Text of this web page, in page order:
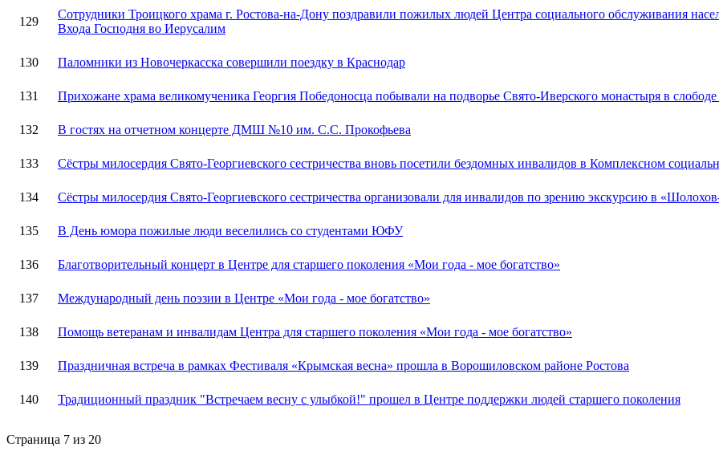
129
Сотрудники Троицкого храма г. Ростова-на-Дону поздравили пожилых людей Центра социального обслуживания
Входа Господня во Иерусалим
130 Паломники из Новочеркасска совершили поездку в Краснодар
131 Прихожане храма великомученика Георгия Победоносца побывали на подворье Свято-Иверского монастыря в
132 В гостях на отчетном концерте ДМШ №10 им. С.С. Прокофьева
133 Сёстры милосердия Свято-Георгиевского сестричества вновь посетили бездомных инвалидов в Комплексном
134 Сёстры милосердия Свято-Георгиевского сестричества организовали для инвалидов по зрению экскурсию в
135 В День юмора пожилые люди веселились со студентами ЮФУ
136 Благотворительный концерт в Центре для старшего поколения «Мои года - мое богатство»
137 Международный день поэзии в Центре «Мои года - мое богатство»
138 Помощь ветеранам и инвалидам Центра для старшего поколения «Мои года - мое богатство»
139 Праздничная встреча в рамках Фестиваля «Крымская весна» прошла в Ворошиловском районе Ростова
140 Традиционный праздник "Встречаем весну с улыбкой!" прошел в Центре поддержки людей старшего поколения
Страница 7 из 20